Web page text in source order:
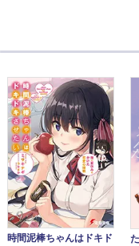
時間泥棒ちゃんはドキド